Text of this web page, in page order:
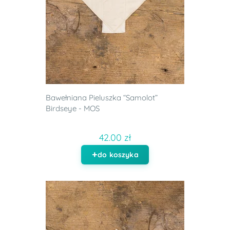
Bawełniana Pieluszka “Samolot”
Birdseye - MOS
42.00 zł
do koszyka